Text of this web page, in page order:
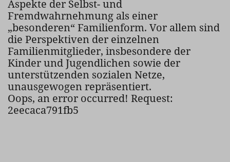
Aspekte der Selbst- und
Fremdwahrnehmung als einer
„besonderen“ Familienform. Vor allem sind
die Perspektiven der einzelnen
Familienmitglieder, insbesondere der
Kinder und Jugendlichen sowie der
unterstützenden sozialen Netze,
unausgewogen repräsentiert.
Oops, an error occurred! Request:
2eecaca791fb5